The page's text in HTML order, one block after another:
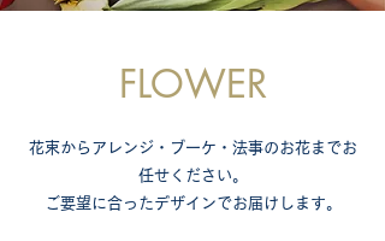
FLOWER
花束からアレンジ・ブーケ・法事のお花までお
任せください。
​ご要望に合ったデザインでお届けします。